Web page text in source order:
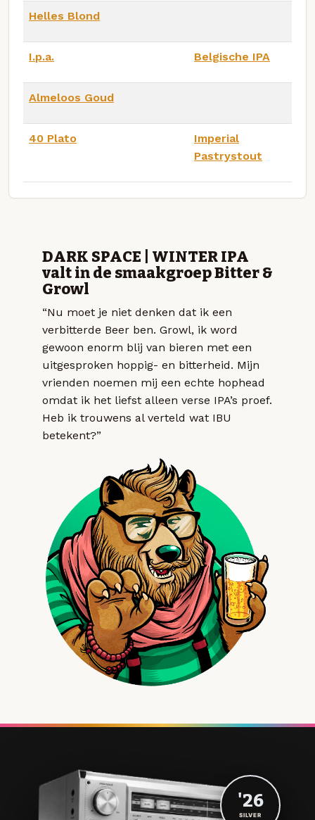
Helles Blond
I.p.a. Belgische IPA
Almeloos Goud
40 Plato
Imperial
Pastrystout
DARK SPACE | WINTER IPA
valt in de smaakgroep Bitter &
Growl
“Nu moet je niet denken dat ik een
verbitterde Beer ben. Growl, ik word
gewoon enorm blij van bieren met een
uitgesproken hoppig- en bitterheid. Mijn
vrienden noemen mij een echte hophead
omdat ik het liefst alleen verse IPA’s proef.
Heb ik trouwens al verteld wat IBU
betekent?”
'26
SILVER